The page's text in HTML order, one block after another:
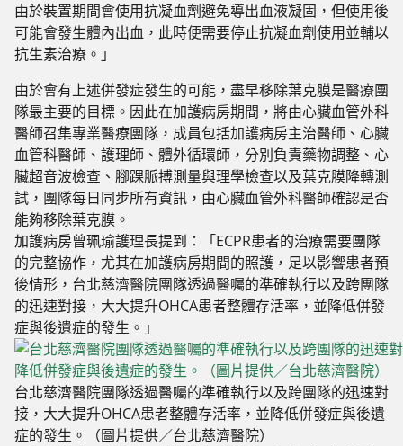
由於裝置期間會使用抗凝血劑避免導出血液凝固，但使用後
可能會發生體內出血，此時便需要停止抗凝血劑使用並輔以
抗生素治療。」
由於會有上述併發症發生的可能，盡早移除葉克膜是醫療團
隊最主要的目標。因此在加護病房期間，將由心臟血管外科
醫師召集專業醫療團隊，成員包括加護病房主治醫師、心臟
血管科醫師、護理師、體外循環師，分別負責藥物調整、心
臟超音波檢查、腳踝脈搏測量與理學檢查以及葉克膜降轉測
試，團隊每日同步所有資訊，由心臟血管外科醫師確認是否
能夠移除葉克膜。
加護病房曾珮瑜護理長提到：「ECPR患者的治療需要團隊
的完整協作，尤其在加護病房期間的照護，足以影響患者預
後情形，台北慈濟醫院團隊透過醫囑的準確執行以及跨團隊
的迅速對接，大大提升OHCA患者整體存活率，並降低併發
症與後遺症的發生。」
台北慈濟醫院團隊透過醫囑的準確執行以及跨團隊的迅速對
接，大大提升OHCA患者整體存活率，並降低併發症與後遺
症的發生。（圖片提供／台北慈濟醫院）